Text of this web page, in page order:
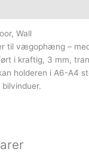
Wall
til vægophæng –
i kraftig, 3 mm,
holderen i A6-A4